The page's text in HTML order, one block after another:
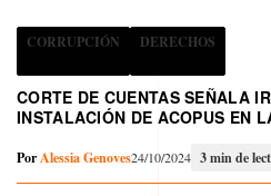
CORRUPCIÓN DERECHOS
CORTE DE CUENTAS SEÑALA
INSTALACIÓN DE ACOPUS EN
PorAlessia Genoves24/10/2024 3 min de